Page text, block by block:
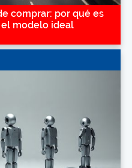
comprar: por qué es
modelo ideal